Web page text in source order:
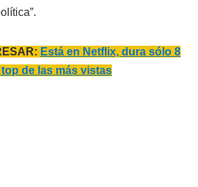
Está en Netflix, dura sólo 8
de las más vistas